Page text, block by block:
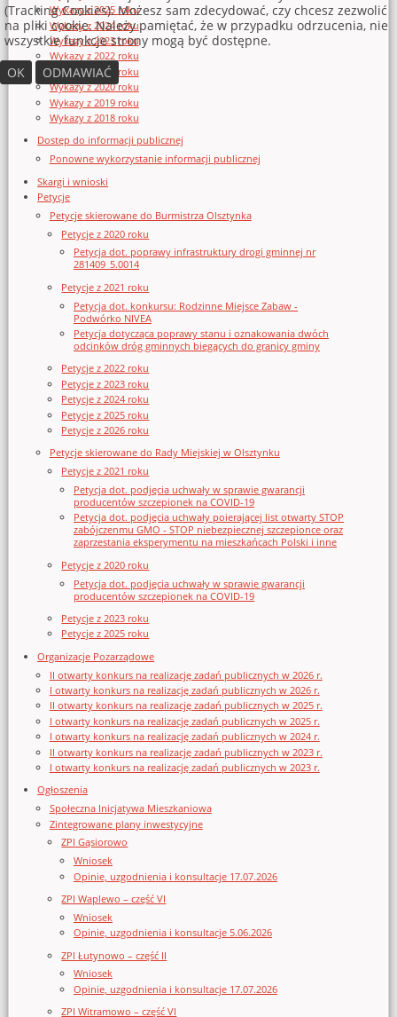
Wykazy z 2025 roku
Wykazy z 2024 roku
Wykazy z 2023 roku
Wykazy z 2022 roku
Wykazy z 2021 roku
Wykazy z 2020 roku
Wykazy z 2019 roku
Wykazy z 2018 roku
Dostęp do informacji publicznej
Ponowne wykorzystanie informacji publicznej
Skargi i wnioski
Petycje
Petycje skierowane do Burmistrza Olsztynka
Petycje z 2020 roku
Petycja dot. poprawy infrastruktury drogi gminnej nr
281409_5.0014
Petycje z 2021 roku
Petycja dot. konkursu: Rodzinne Miejsce Zabaw -
Podwórko NIVEA
Petycja dotycząca poprawy stanu i oznakowania dwóch
odcinków dróg gminnych biegących do granicy gminy
Petycje z 2022 roku
Petycje z 2023 roku
Petycje z 2024 roku
Petycje z 2025 roku
Petycje z 2026 roku
Petycje skierowane do Rady Miejskiej w Olsztynku
Petycje z 2021 roku
Petycja dot. podjęcia uchwały w sprawie gwarancji
producentów szczepionek na COVID-19
Petycja dot. podjęcia uchwały poierającej list otwarty STOP
zabójczenmu GMO - STOP niebezpiecznej szczepionce oraz
zaprzestania eksperymentu na mieszkańcach Polski i inne
Petycje z 2020 roku
Petycja dot. podjęcia uchwały w sprawie gwarancji
producentów szczepionek na COVID-19
Petycje z 2023 roku
Petycje z 2025 roku
Organizacje Pozarządowe
II otwarty konkurs na realizację zadań publicznych w 2026 r.
I otwarty konkurs na realizację zadań publicznych w 2026 r.
II otwarty konkurs na realizację zadań publicznych w 2025 r.
I otwarty konkurs na realizację zadań publicznych w 2025 r.
I otwarty konkurs na realizację zadań publicznych w 2024 r.
II otwarty konkurs na realizację zadań publicznych w 2023 r.
I otwarty konkurs na realizację zadań publicznych w 2023 r.
Ogłoszenia
Społeczna Inicjatywa Mieszkaniowa
Zintegrowane plany inwestycyjne
ZPI Gąsiorowo
Wniosek
Opinie, uzgodnienia i konsultacje 17.07.2026
ZPI Waplewo – część VI
Wniosek
Opinie, uzgodnienia i konsultacje 5.06.2026
ZPI Łutynowo – część II
Wniosek
Opinie, uzgodnienia i konsultacje 17.07.2026
ZPI Witramowo – część VI
(Tracking Cookies). Możesz sam zdecydować, czy chcesz zezwolić
na pliki cookie. Należy pamiętać, że w przypadku odrzucenia, nie
wszystkie funkcje strony mogą być dostępne.
OK
ODMAWIAĆ